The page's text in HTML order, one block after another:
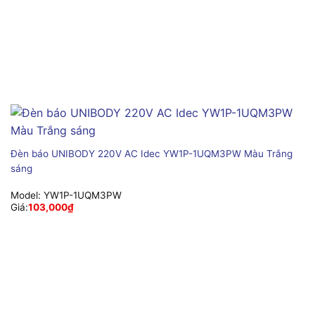
Đèn báo UNIBODY 220V AC Idec YW1P-1UQM3PW Màu Trắng
sáng
Model: YW1P-1UQM3PW
Giá:103,000₫